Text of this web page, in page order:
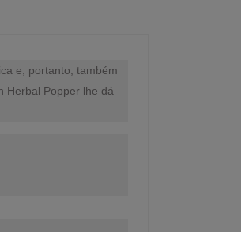
e, portanto, também
Herbal Popper lhe dá